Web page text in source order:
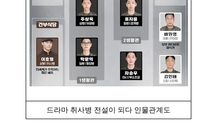
드라마 취사병 전설이 되다 인물관계도